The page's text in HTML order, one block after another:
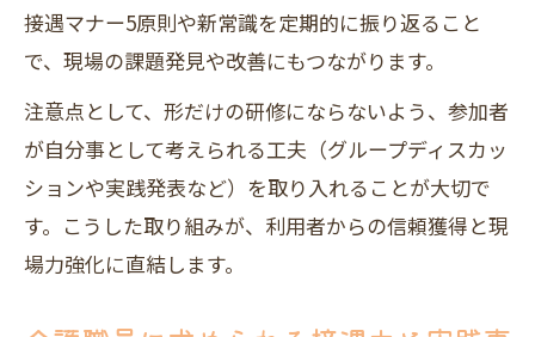
接遇マナー5原則や新常識を定期的に振り返ること
で、現場の課題発見や改善にもつながります。
注意点として、形だけの研修にならないよう、参加者
が自分事として考えられる工夫（グループディスカッ
ションや実践発表など）を取り入れることが大切で
す。こうした取り組みが、利用者からの信頼獲得と現
場力強化に直結します。